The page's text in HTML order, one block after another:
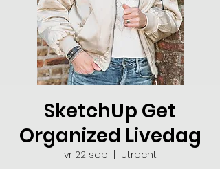
SketchUp Get
Organized Livedag
vr 22 sep
Utrecht